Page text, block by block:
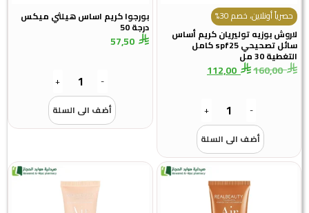
حصرياً أونلاين، خصم 30%
لاروش بوزيه توليريان كريم أساس
سائل تصحيحي spf25 كامل
التغطية 30 مل
160,00
112,00
-
+
أضف الى السلة
بورجوا كريم اساس هيلثي ميكس
درجة 50
57,50
-
+
أضف الى السلة